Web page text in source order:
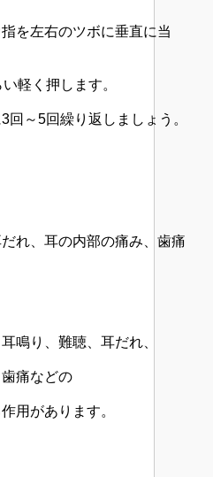
を左右のツボに垂直に当
軽く押します。
回～5回繰り返しましょう。
れ、耳の内部の痛み、歯痛
鳴り、難聴、耳だれ、
痛などの
用があります。